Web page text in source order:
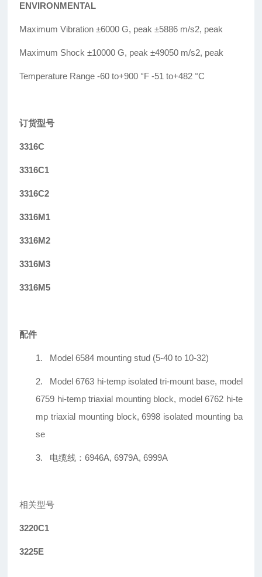
ENVIRONMENTAL
Maximum Vibration ±6000 G, peak ±5886 m/s2, peak
Maximum Shock ±10000 G, peak ±49050 m/s2, peak
Temperature Range -60 to+900 °F -51 to+482 °C
订货型号
3316C
3316C1
3316C2
3316M1
3316M2
3316M3
3316M5
配件
1. Model 6584 mounting stud (5-40 to 10-32)
2.
Model 6763 hi-temp isolated tri-mount base, model
6759 hi-temp triaxial mounting block, model 6762 hi-te
mp triaxial mounting block, 6998 isolated mounting ba
se
3. 电缆线：6946A, 6979A, 6999A
相关型号
3220C1
3225E